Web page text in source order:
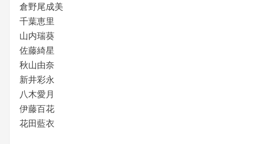
倉野尾成美
千葉恵里
山内瑞葵
佐藤綺星
秋山由奈
新井彩永
八木愛月
伊藤百花
花田藍衣